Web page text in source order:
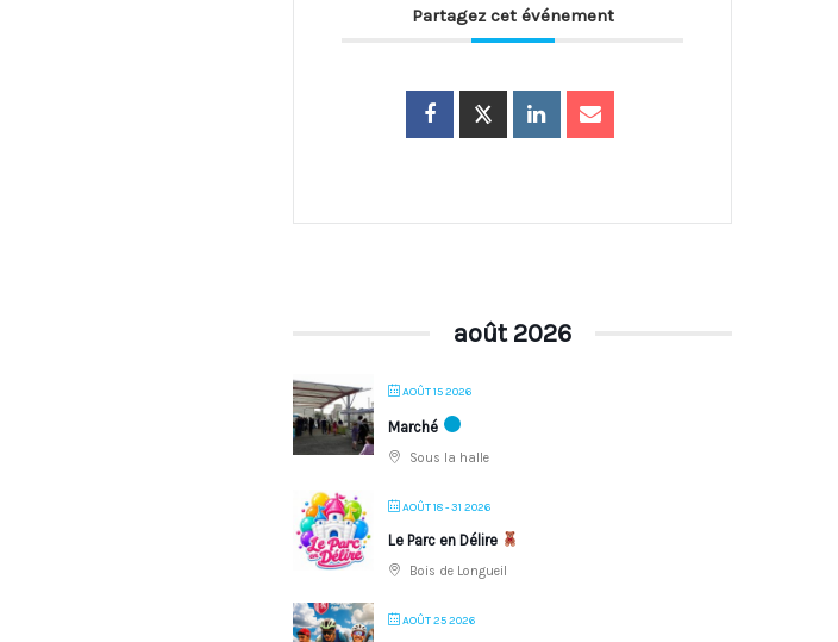
Partagez cet événement
août 2026
AOÛT 15 2026
Marché
Sous la halle
AOÛT 18 - 31 2026
Le Parc en Délire
Bois de Longueil
AOÛT 25 2026